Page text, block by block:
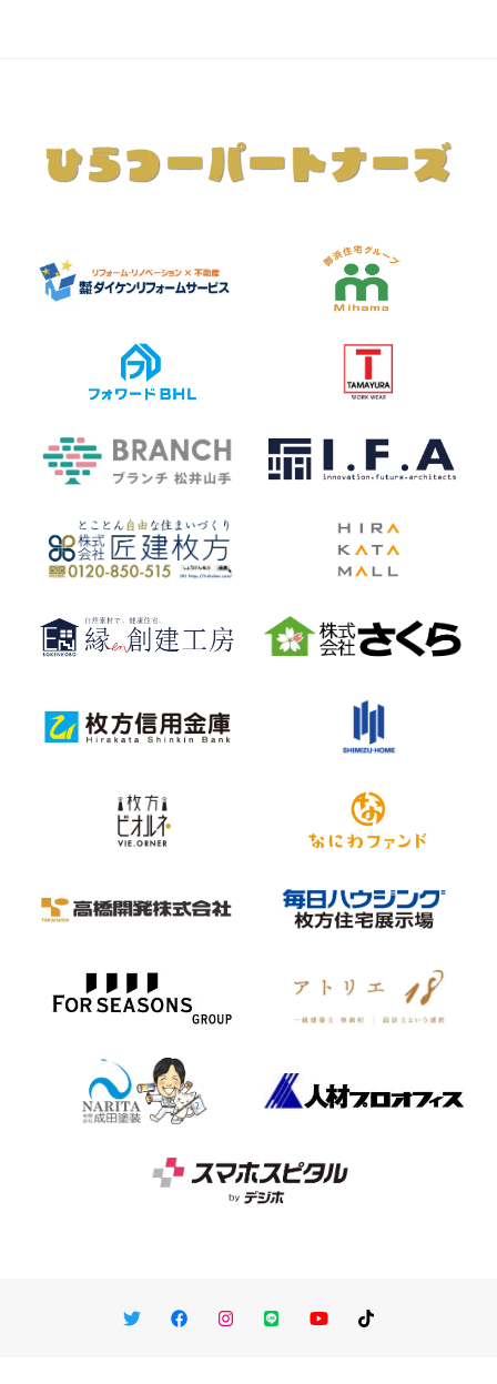
TwitterFacebookInstagram
LINE You TubeTikTok